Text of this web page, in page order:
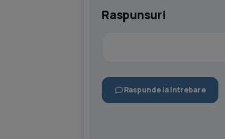
Raspunsuri
Raspunde la intrebare